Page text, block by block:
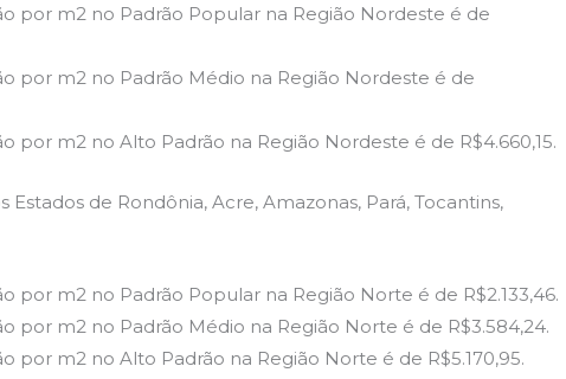
por m2 no Padrão Popular na Região Nordeste é de
por m2 no Padrão Médio na Região Nordeste é de
por m2 no Alto Padrão na Região Nordeste é de R$4.660,15.
Estados de Rondônia, Acre, Amazonas, Pará, Tocantins,
por m2 no Padrão Popular na Região Norte é de R$2.133,46.
por m2 no Padrão Médio na Região Norte é de R$3.584,24.
por m2 no Alto Padrão na Região Norte é de R$5.170,95.